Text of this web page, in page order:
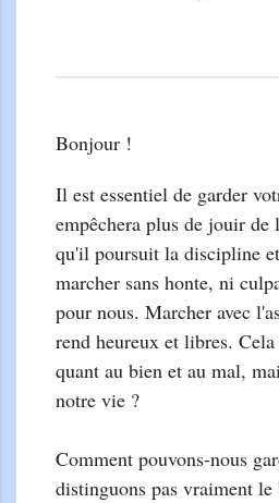
Bonjour !
Il est essentiel de garder
empêchera plus de jouir
qu'il poursuit la discipline
marcher sans honte, ni
pour nous. Marcher avec
rend heureux et libres.
quant au bien et au mal,
notre vie ?
Comment pouvons-nous
distinguons pas vraiment